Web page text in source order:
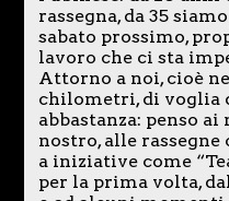
rassegna, da 35
sabato prossimo,
lavoro che ci sta
Attorno a noi, cioè
chilometri, di voglia
abbastanza: penso
nostro, alle rassegne
a iniziative come
per la prima volta,